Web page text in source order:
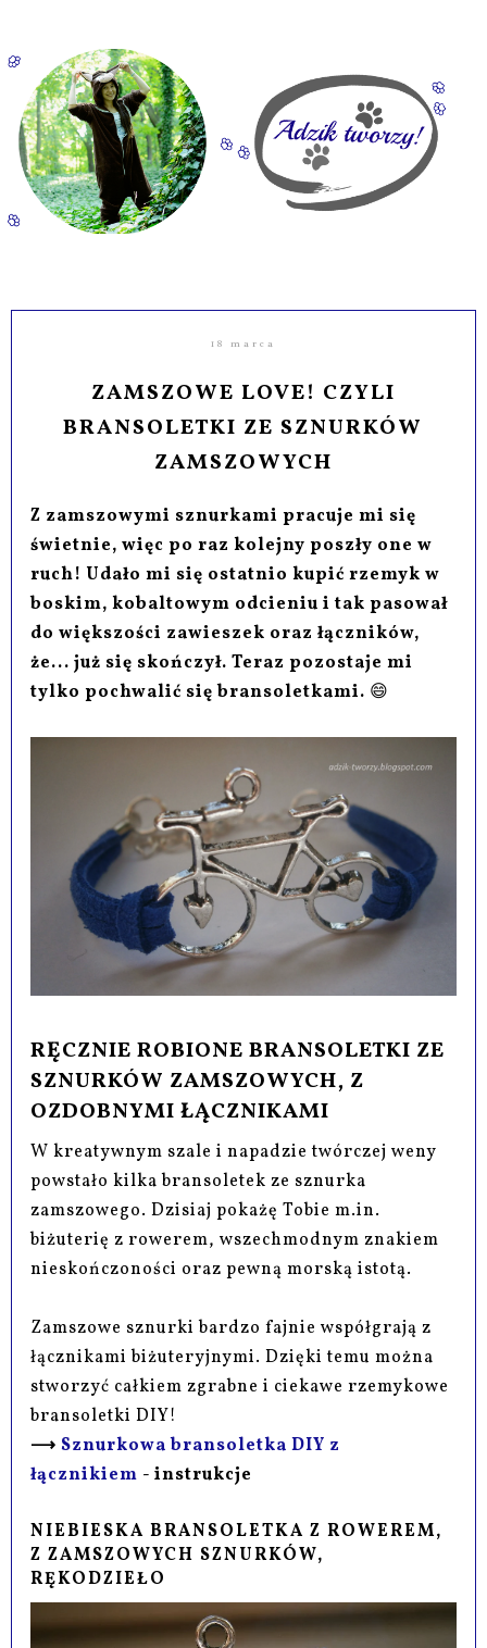
18 marca
ZAMSZOWE LOVE! CZYLI
BRANSOLETKI ZE SZNURKÓW
ZAMSZOWYCH
Z zamszowymi sznurkami pracuje mi się
świetnie, więc po raz kolejny poszły one w
ruch! Udało mi się ostatnio kupić rzemyk w
boskim, kobaltowym odcieniu i tak pasował
do większości zawieszek oraz łączników,
że... już się skończył. Teraz pozostaje mi
tylko pochwalić się bransoletkami. 😄
RĘCZNIE ROBIONE BRANSOLETKI ZE
SZNURKÓW ZAMSZOWYCH, Z
OZDOBNYMI ŁĄCZNIKAMI
W kreatywnym szale i napadzie twórczej weny
powstało kilka bransoletek ze sznurka
zamszowego. Dzisiaj pokażę Tobie m.in.
biżuterię z rowerem, wszechmodnym znakiem
nieskończoności oraz pewną morską istotą.
Zamszowe sznurki bardzo fajnie współgrają z
łącznikami biżuteryjnymi. Dzięki temu można
stworzyć całkiem zgrabne i ciekawe rzemykowe
bransoletki DIY!
⟶Sznurkowa bransoletka DIY z
łącznikiem - instrukcje
NIEBIESKA BRANSOLETKA Z ROWEREM,
Z ZAMSZOWYCH SZNURKÓW,
RĘKODZIEŁO